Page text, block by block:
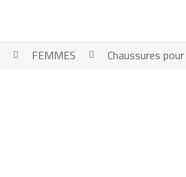
FEMMES Chaussures